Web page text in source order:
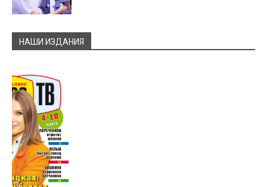
НАШИ ИЗДАНИЯ